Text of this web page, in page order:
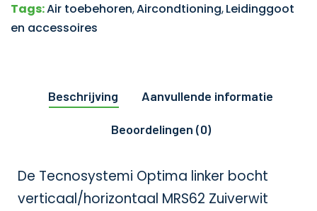
Tags:Air toebehoren,Aircondtioning,Leidinggoot
en accessoires
Beschrijving Aanvullende informatie
Beoordelingen (0)
De Tecnosystemi Optima linker bocht
verticaal/horizontaal MRS62 Zuiverwit